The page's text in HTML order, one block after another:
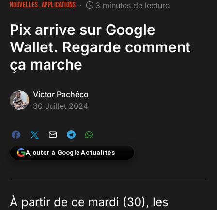
NOUVELLES APPLICATIONS 3 minutes de lecture
Pix arrive sur Google
Wallet. Regarde comment
ça marche
Victor Pachéco
30 Juillet 2024
Ajouter à Google Actualités
À partir de ce mardi (30), les